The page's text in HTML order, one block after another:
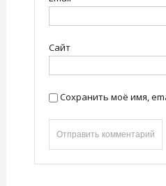
Сайт
Сохранить моё имя,